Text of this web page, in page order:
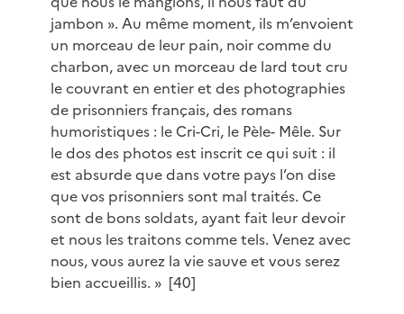
jambon ». Au même moment, ils m’envoient
un morceau de leur pain, noir comme du
charbon, avec un morceau de lard tout cru
le couvrant en entier et des photographies
de prisonniers français, des romans
humoristiques : le Cri-Cri, le Pèle- Mêle. Sur
le dos des photos est inscrit ce qui suit : il
est absurde que dans votre pays l’on dise
que vos prisonniers sont mal traités. Ce
sont de bons soldats, ayant fait leur devoir
et nous les traitons comme tels. Venez avec
nous, vous aurez la vie sauve et vous serez
bien accueillis. » [40]